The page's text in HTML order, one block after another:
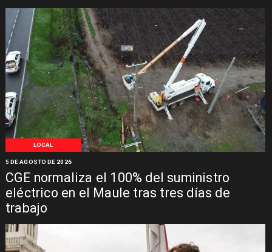
LOCAL
CGE normaliza el 100% del suministro
eléctrico en el Maule tras tres días de
trabajo
5 DE AGOSTO DE 2026